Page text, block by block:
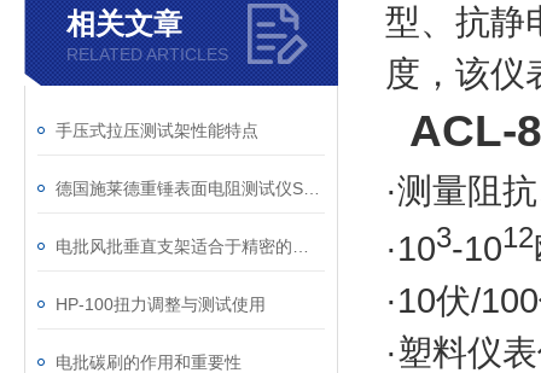
相关文章
RELATED ARTICLES
手压式拉压测试架性能特点
HP-100扭力调整与测试使用
电批碳刷的作用和重要性
型、抗静
度，该仪
ACL-
·测量阻
·103-1012
·10伏/
·塑料仪